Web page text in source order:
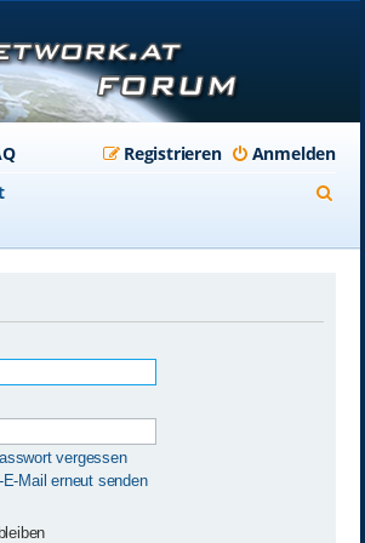
Anmelden
Registrieren
vergessen
Mail erneut senden